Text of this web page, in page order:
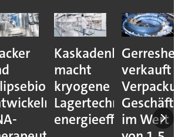
Kaskadenkonzept
macht
kryogene
Lagertechnik
energieeffizienter
verkauft
im Wert